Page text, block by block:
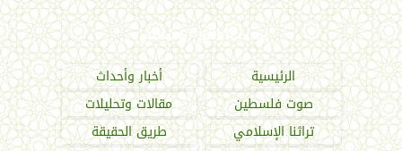
اتحاد العالم الإسلامي
الرئيسية
أخبار وأحداث
صوت فلسطين
مقالات وتحليلات
تراثنا الإسلامي
طريق الحقيقة